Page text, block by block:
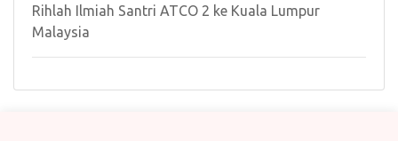
Rihlah Ilmiah Santri ATCO 2 ke Kuala Lumpur
Malaysia